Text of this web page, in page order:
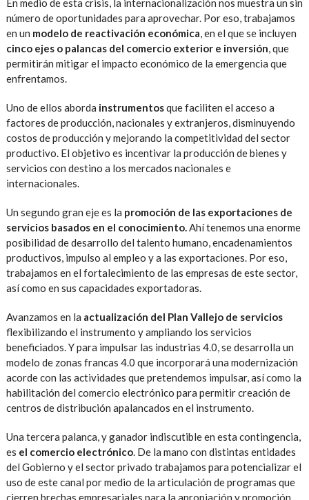
En medio de esta crisis, la internacionalización nos muestra un sin
número de oportunidades para aprovechar. Por eso, trabajamos
en un modelo de reactivación económica, en el que se incluyen
cinco ejes o palancas del comercio exterior e inversión, que
permitirán mitigar el impacto económico de la emergencia que
enfrentamos.
Uno de ellos aborda instrumentosque faciliten el acceso a
factores de producción, nacionales y extranjeros, disminuyendo
costos de producción y mejorando la competitividad del sector
productivo. El objetivo es incentivar la producción de bienes y
servicios con destino a los mercados nacionales e
internacionales.
Un segundo gran eje es la promoción de las exportaciones de
servicios basados en el conocimiento.Ahí tenemos una enorme
posibilidad de desarrollo del talento humano, encadenamientos
productivos, impulso al empleo y a las exportaciones. Por eso,
trabajamos en el fortalecimiento de las empresas de este sector,
así como en sus capacidades exportadoras.
Avanzamos en la actualización del Plan Vallejo de servicios
flexibilizando el instrumento y ampliando los servicios
beneficiados. Y para impulsar las industrias 4.0, se desarrolla un
modelo de zonas francas 4.0 que incorporará una modernización
acorde con las actividades que pretendemos impulsar, así como la
habilitación del comercio electrónico para permitir creación de
centros de distribución apalancados en el instrumento.
Una tercera palanca, y ganador indiscutible en esta contingencia,
es el comercio electrónico. De la mano con distintas entidades
del Gobierno y el sector privado trabajamos para potencializar el
uso de este canal por medio de la articulación de programas que
cierren brechas empresariales para la apropiación y promoción